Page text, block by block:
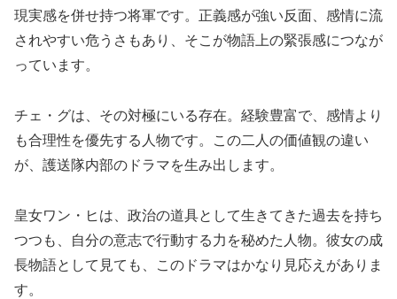
現実感を併せ持つ将軍です。正義感が強い反面、感情に流
されやすい危うさもあり、そこが物語上の緊張感につなが
っています。
チェ・グは、その対極にいる存在。経験豊富で、感情より
も合理性を優先する人物です。この二人の価値観の違い
が、護送隊内部のドラマを生み出します。
皇女ワン・ヒは、政治の道具として生きてきた過去を持ち
つつも、自分の意志で行動する力を秘めた人物。彼女の成
長物語として見ても、このドラマはかなり見応えがありま
す。